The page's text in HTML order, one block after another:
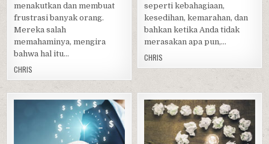
menakutkan dan membuat
frustrasi banyak orang.
Mereka salah
memahaminya, mengira
bahwa hal itu…
CHRIS
seperti kebahagiaan,
kesedihan, kemarahan, dan
bahkan ketika Anda tidak
merasakan apa pun,…
CHRIS
Posted
Posted